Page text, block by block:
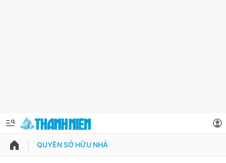
QUẢNG CÁO
QUYỀN SỞ HỮU NHÀ